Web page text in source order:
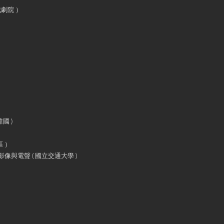
院 ）
國 )
與電聲 ( 國立交通大學 )